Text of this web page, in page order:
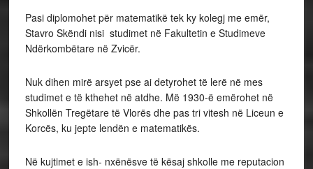
Pasi diplomohet për matematikë tek ky kolegj me emër,
Stavro Skëndi nisi studimet në Fakultetin e Studimeve
Ndërkombëtare në Zvicër.
Nuk dihen mirë arsyet pse ai detyrohet të lerë në mes
studimet e të kthehet në atdhe. Më 1930-ë emërohet në
Shkollën Tregëtare të Vlorës dhe pas tri vitesh në Liceun e
Korcës, ku jepte lendën e matematikës.
Në kujtimet e ish- nxënësve të kësaj shkolle me reputacion